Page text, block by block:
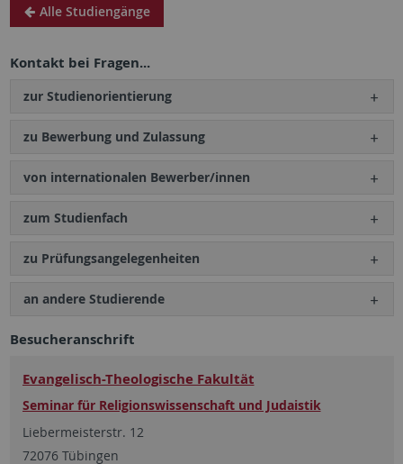
Alle Studiengänge
Kontakt bei Fragen...
zur Studienorientierung
zu Bewerbung und Zulassung
von internationalen Bewerber/innen
zum Studienfach
zu Prüfungs­angelegenheiten
an andere Studierende
Besucheranschrift
Evangelisch-Theologische Fakultät
Seminar für Religionswissenschaft und Judaistik
Liebermeisterstr. 12
72076 Tübingen